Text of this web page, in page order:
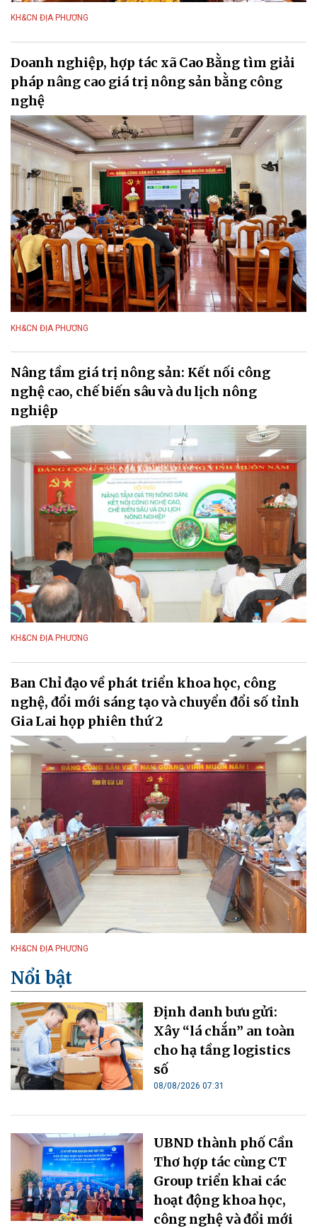
KH&CN ĐỊA PHƯƠNG
Doanh nghiệp, hợp tác xã Cao Bằng tìm giải
pháp nâng cao giá trị nông sản bằng công
nghệ
KH&CN ĐỊA PHƯƠNG
Nâng tầm giá trị nông sản: Kết nối công
nghệ cao, chế biến sâu và du lịch nông
nghiệp
KH&CN ĐỊA PHƯƠNG
Ban Chỉ đạo về phát triển khoa học, công
nghệ, đổi mới sáng tạo và chuyển đổi số tỉnh
Gia Lai họp phiên thứ 2
KH&CN ĐỊA PHƯƠNG
Nổi bật
Định danh bưu gửi:
Xây “lá chắn” an toàn
cho hạ tầng logistics
số
08/08/2026 07:31
UBND thành phố Cần
Thơ hợp tác cùng CT
Group triển khai các
hoạt động khoa học,
công nghệ và đổi mới